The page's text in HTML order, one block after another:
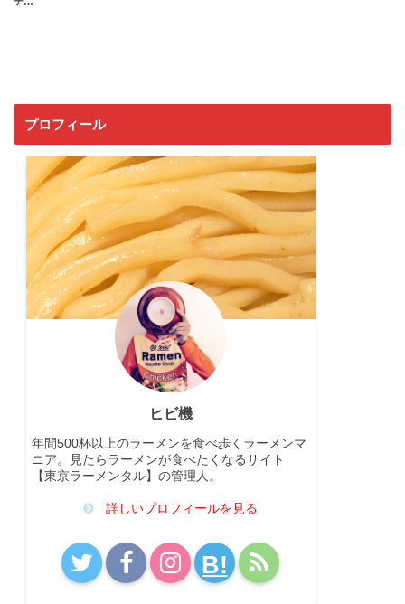
プロフィール
ヒビ機
年間500杯以上のラーメンを食べ歩くラーメンマ
ニア。見たらラーメンが食べたくなるサイト
【東京ラーメンタル】の管理人。
詳しいプロフィールを見る
B!